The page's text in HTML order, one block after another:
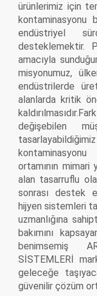
ürünlerimiz için
kontaminasyonu
endüstriyel
desteklemektir.
amacıyla
misyonumuz,
endüstrilerde
alanlarda kritik
değişebilen
ortamının mimari
alan tasarruflu
sonrası destek
hijyen sistemleri
uzmanlığına
bakımını
benimsemiş
SİSTEMLERİ
geleceğe
güvenilir çözüm